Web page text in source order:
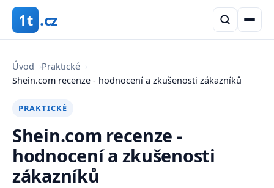
1t .cz
Úvod ›Praktické ›
Shein.com recenze - hodnocení a zkušenosti zákazníků
PRAKTICKÉ
Shein.com recenze -
hodnocení a zkušenosti
zákazníků